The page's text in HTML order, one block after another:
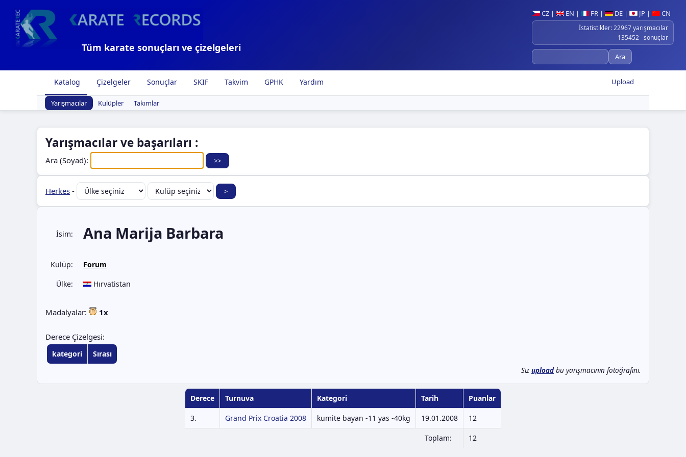
CZ | EN | FR | DE | JP | CN
İstatistikler: 22967 yarışmacılar
135452 sonuçlar
Tüm karate sonuçları ve çizelgeleri
Upload
Katalog Çizelgeler Sonuçlar SKIF Takvim GPHK Yardım
Yarışmacılar Kulüpler Takımlar
Yarışmacılar ve başarıları :
Ara (Soyad):
Herkes -
İsim: Ana Marija Barbara
Kulüp:
Forum
Ülke:
Hırvatistan
Madalyalar: 1x
Derece Çizelgesi:
kategori Sırası
Siz uploadbu yarışmacının fotoğrafını.
Derece Turnuva Kategori Tarih Puanlar
3. Grand Prix Croatia 2008 kumite bayan -11 yas -40kg 19.01.2008 12
Toplam: 12